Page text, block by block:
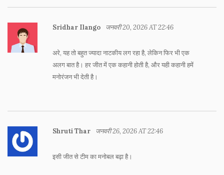
Sridhar Ilango जनवरी 20, 2026 AT 22:46
अरे, यह तो बहुत ज्यादा नाटकीय लग रहा है, लेकिन फिर भी एक
अलग बात है। हर जीत में एक कहानी होती है, और यही कहानी हमें
मनोरंजन भी देती है।
Shruti Thar जनवरी 26, 2026 AT 22:46
इसी जीत से टीम का मनोबल बढ़ा है।